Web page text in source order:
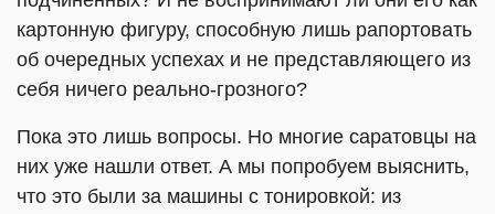
картонную фигуру, способную лишь рапортовать
об очередных успехах и не представляющего из
себя ничего реально-грозного?
Пока это лишь вопросы. Но многие саратовцы на
них уже нашли ответ. А мы попробуем выяснить,
что это были за машины с тонировкой: из